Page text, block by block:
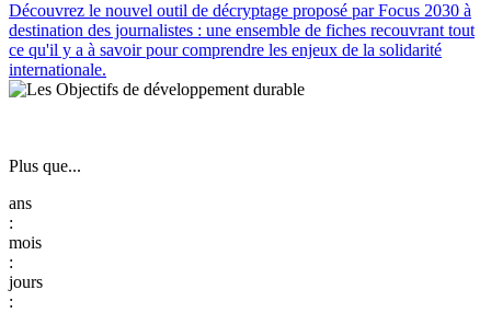
Découvrez le nouvel outil de décryptage proposé par Focus 2030 à
destination des journalistes : une ensemble de fiches recouvrant tout
ce qu'il y a à savoir pour comprendre les enjeux de la solidarité
internationale.
Plus que...
:
:
: